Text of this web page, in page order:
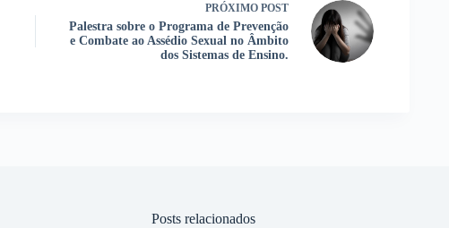
PRÓXIMO POST
Palestra sobre o Programa de Prevenção
e Combate ao Assédio Sexual no Âmbito
dos Sistemas de Ensino.
Posts relacionados